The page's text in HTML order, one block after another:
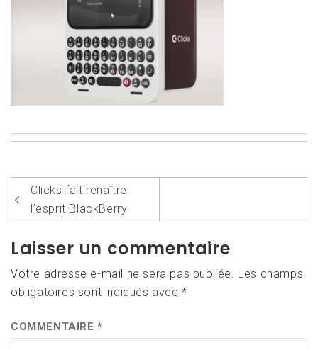
Navigation
de
l’article
Clicks fait renaître
l’esprit BlackBerry
Laisser un commentaire
Votre adresse e-mail ne sera pas publiée. Les champs
obligatoires sont indiqués avec*
COMMENTAIRE*